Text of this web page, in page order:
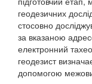
геодезичних
стосовно
за вказаною
електронний
геодезист
допомогою